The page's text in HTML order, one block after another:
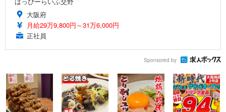
大阪府
月給29万9,800円～31万6,000円
正社員
Sponsored by